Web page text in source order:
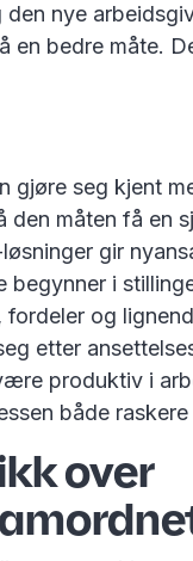
nye
en bedre måte.
gjøre seg kjent
måten få en
gir
i
og
etter
produktiv i
både
over